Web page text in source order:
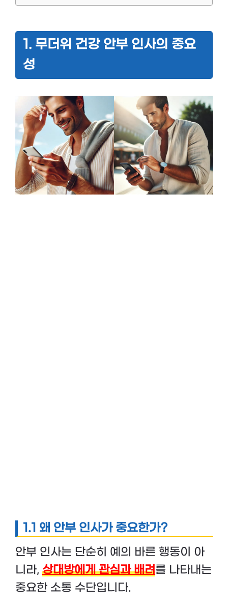
1. 무더위 건강 안부 인사의 중요
성
1.1 왜 안부 인사가 중요한가?
안부 인사는 단순히 예의 바른 행동이 아
니라, 상대방에게 관심과 배려를 나타내는
중요한 소통 수단입니다.